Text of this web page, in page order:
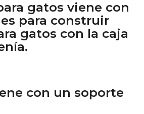
gatos viene con
para construir
gatos con la caja
con un soporte